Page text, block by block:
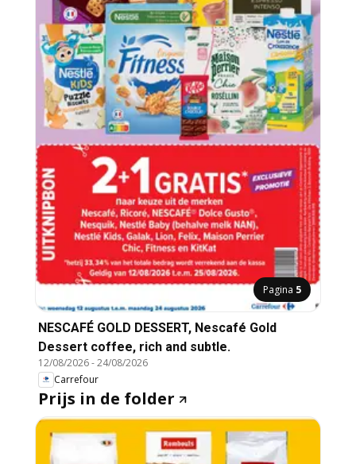
Pagina 5
NESCAFÉ GOLD DESSERT, Nescafé Gold
Dessert coffee, rich and subtle.
12/08/2026-24/08/2026
Carrefour
Prijs in de folder